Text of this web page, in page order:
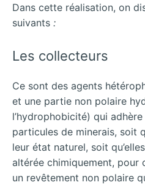
Dans cette réalisation, on
suivants :
Les collecteurs
Ce sont des agents
et une partie non polaire
l’hydrophobicité) qui
particules de minerais, soit
leur état naturel, soit
altérée chimiquement, pour
un revêtement non polaire